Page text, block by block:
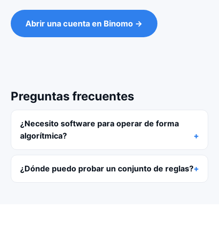
Abrir una cuenta en Binomo →
Preguntas frecuentes
¿Necesito software para operar de forma
algorítmica?
¿Dónde puedo probar un conjunto de reglas?